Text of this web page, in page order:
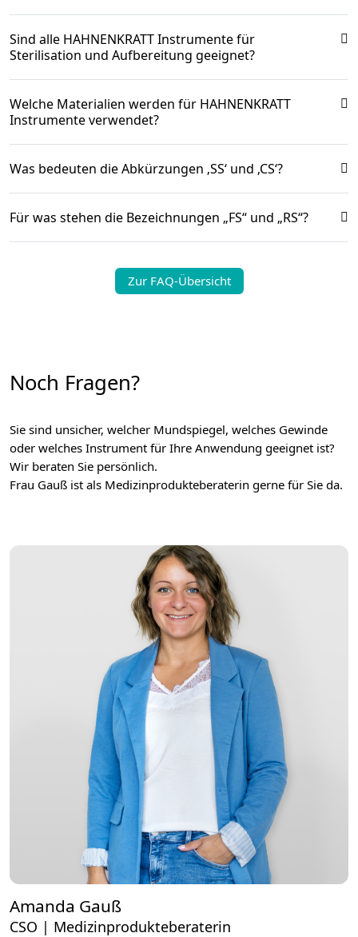
Sind alle HAHNENKRATT Instrumente für
Sterilisation und Aufbereitung geeignet?
Welche Materialien werden für HAHNENKRATT
Instrumente verwendet?
Was bedeuten die Abkürzungen ‚SS‘ und ‚CS‘?
Für was stehen die Bezeichnungen „FS“ und „RS“?
Zur FAQ-Übersicht
Noch Fragen?
Sie sind unsicher, welcher Mundspiegel, welches Gewinde
oder welches Instrument für Ihre Anwendung geeignet ist?
Wir beraten Sie persönlich.
Frau Gauß ist als Medizinprodukteberaterin gerne für Sie da.
Amanda Gauß
CSO | Medizinprodukteberaterin